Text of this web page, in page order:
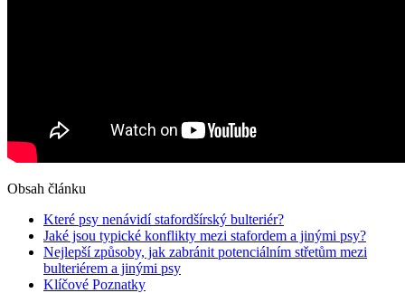
Obsah článku
Které psy nenávidí stafordšírský bulteriér?
Jaké jsou typické konflikty mezi stafordem a jinými psy?
Nejlepší způsoby, jak zabránit potenciálním střetům mezi
bulteriérem a jinými psy
Klíčové Poznatky